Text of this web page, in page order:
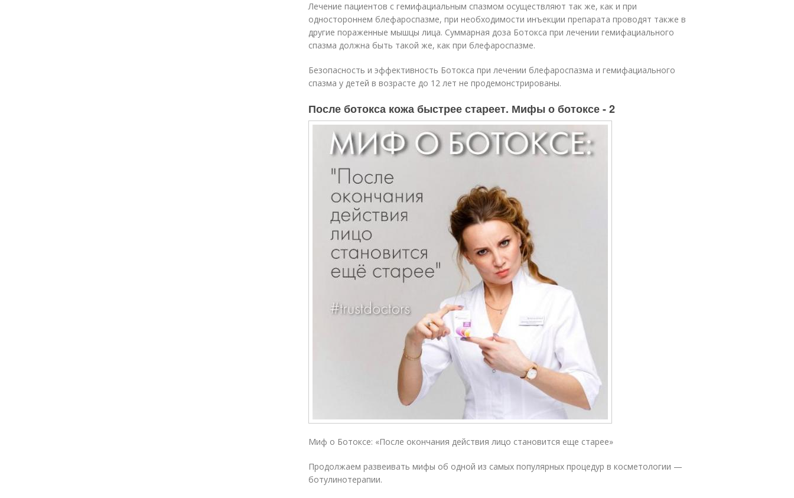
Лечение пациентов с гемифациальным спазмом осуществляют так же, как и при
одностороннем блефароспазме, при необходимости инъекции препарата проводят также в
другие пораженные мышцы лица. Суммарная доза Ботокса при лечении гемифациального
спазма должна быть такой же, как при блефароспазме.
Безопасность и эффективность Ботокса при лечении блефароспазма и гемифациального
спазма у детей в возрасте до 12 лет не продемонстрированы.
После ботокса кожа быстрее стареет. Мифы о ботоксе - 2
Миф о Ботоксе: «После окончания действия лицо становится еще старее»
Продолжаем развеивать мифы об одной из самых популярных процедур в косметологии —
ботулинотерапии.